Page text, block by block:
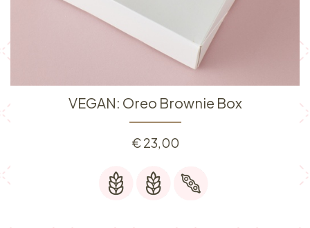
VEGAN: Oreo Brownie Box
€23,00